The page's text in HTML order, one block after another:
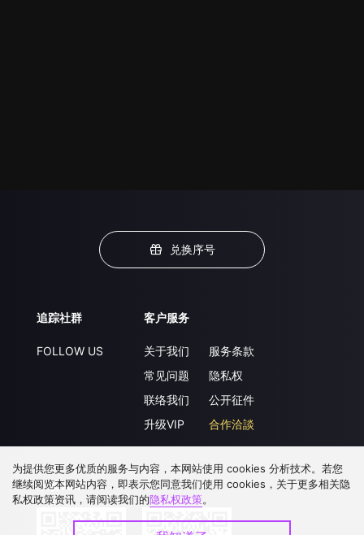
兑换序号
追踪社群
FOLLOW US
客户服务
关于我们
常见问题
联络我们
升级VIP
服务条款
隐私权
公开征件
合作洽談
下载 APP
为提供您更多优质的服务与内容，本网站使用 cookies 分析技术。若您
继续阅览本网站内容，即表示您同意我们使用 cookies，关于更多相关隐
私权政策资讯，请阅读我们的隐私权政策。